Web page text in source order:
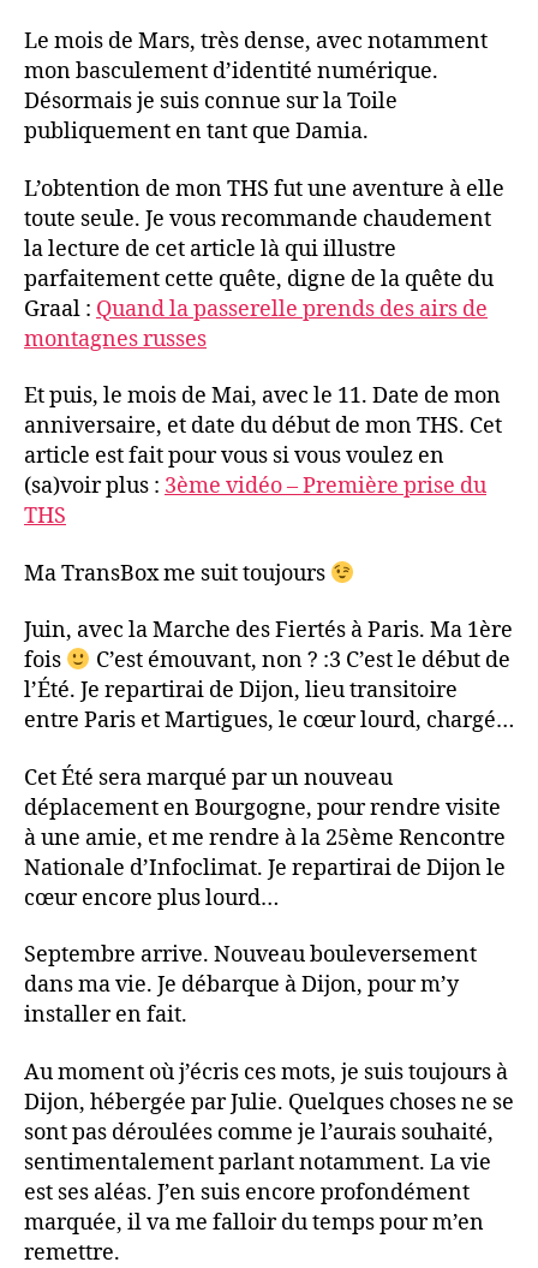
Le mois de Mars, très dense, avec notamment
mon basculement d’identité numérique.
Désormais je suis connue sur la Toile
publiquement en tant que Damia.
L’obtention de mon THS fut une aventure à elle
toute seule. Je vous recommande chaudement
la lecture de cet article là qui illustre
parfaitement cette quête, digne de la quête du
Graal : Quand la passerelle prends des airs de
montagnes russes
Et puis, le mois de Mai, avec le 11. Date de mon
anniversaire, et date du début de mon THS. Cet
article est fait pour vous si vous voulez en
(sa)voir plus : 3ème vidéo – Première prise du
THS
Ma TransBox me suit toujours
Juin, avec la Marche des Fiertés à Paris. Ma 1ère
fois
C’est émouvant, non ? :3 C’est le début de
l’Été. Je repartirai de Dijon, lieu transitoire
entre Paris et Martigues, le cœur lourd, chargé…
Cet Été sera marqué par un nouveau
déplacement en Bourgogne, pour rendre visite
à une amie, et me rendre à la 25ème Rencontre
Nationale d’Infoclimat. Je repartirai de Dijon le
cœur encore plus lourd…
Septembre arrive. Nouveau bouleversement
dans ma vie. Je débarque à Dijon, pour m’y
installer en fait.
Au moment où j’écris ces mots, je suis toujours à
Dijon, hébergée par Julie. Quelques choses ne se
sont pas déroulées comme je l’aurais souhaité,
sentimentalement parlant notamment. La vie
est ses aléas. J’en suis encore profondément
marquée, il va me falloir du temps pour m’en
remettre.